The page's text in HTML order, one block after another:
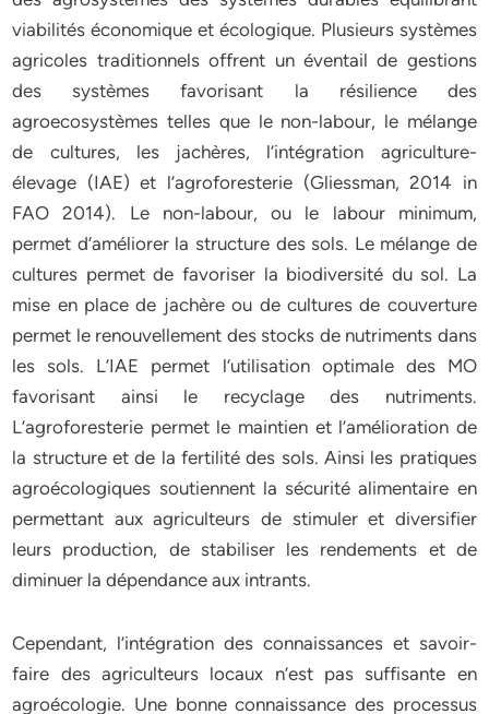
viabilités économique et écologique. Plusieurs systèmes
agricoles traditionnels offrent un éventail de gestions
des systèmes favorisant la résilience des
agroecosystèmes telles que le non-labour, le mélange
de cultures, les jachères, l’intégration agriculture-
élevage (IAE) et l’agroforesterie (Gliessman, 2014 in
FAO 2014). Le non-labour, ou le labour minimum,
permet d’améliorer la structure des sols. Le mélange de
cultures permet de favoriser la biodiversité du sol. La
mise en place de jachère ou de cultures de couverture
permet le renouvellement des stocks de nutriments dans
les sols. L’IAE permet l’utilisation optimale des MO
favorisant ainsi le recyclage des nutriments.
L’agroforesterie permet le maintien et l’amélioration de
la structure et de la fertilité des sols. Ainsi les pratiques
agroécologiques soutiennent la sécurité alimentaire en
permettant aux agriculteurs de stimuler et diversifier
leurs production, de stabiliser les rendements et de
diminuer la dépendance aux intrants.
Cependant, l’intégration des connaissances et savoir-
faire des agriculteurs locaux n’est pas suffisante en
agroécologie. Une bonne connaissance des processus